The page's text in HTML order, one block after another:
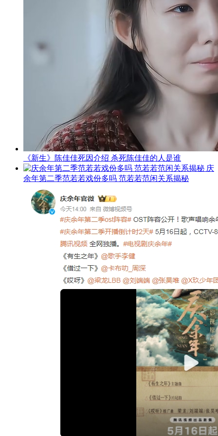
《新生》陈佳佳死因介绍 杀死陈佳佳的人是谁
庆
余年第二季范若若戏份多吗 范若若范闲关系揭秘